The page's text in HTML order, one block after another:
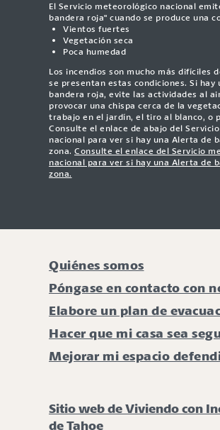
El Servicio meteorológico nacional
bandera roja" cuando se produce una
Vientos fuertes
Vegetación seca
Poca humedad
Los incendios son mucho más difíciles
se presentan estas condiciones. Si hay
bandera roja, evite las actividades al
provocar una chispa cerca de la
trabajo en el jardín, el tiro al blanco, o
Consulte el enlace de abajo del
nacional para ver si hay una Alerta de
zona. Consulte el enlace del Servicio
nacional para ver si hay una Alerta de
zona.
Quiénes somos
Póngase en contacto con
Elabore un plan de
Hacer que mi casa sea
Mejorar mi espacio
Sitio web de Viviendo con
de Tahoe